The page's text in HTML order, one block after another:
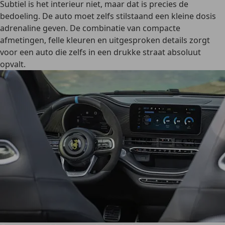
Subtiel is het interieur niet, maar dat is precies de
bedoeling. De auto moet zelfs stilstaand een kleine dosis
adrenaline geven. De combinatie van compacte
afmetingen, felle kleuren en uitgesproken details zorgt
voor een auto die zelfs in een drukke straat absoluut
opvalt.